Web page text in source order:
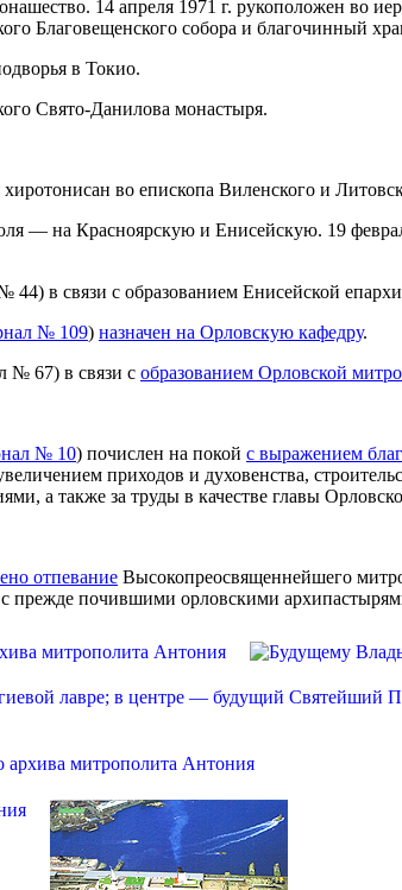
14 апреля 1971 г. рукоположен во
Благовещенского собора и благочинный
в Токио.
Свято-Данилова монастыря.
во епископа Виленского и
— на Красноярскую и Енисейскую. 19
в связи с образованием Енисейской
№ 109) назначен на Орловскую кафедру.
№ 67) в связи с образованием Орловской
№ 10) почислен на покой с выражением
приходов и духовенства,
а также за труды в качестве главы
отпевание Высокопреосвященнейшего
прежде почившими орловскими